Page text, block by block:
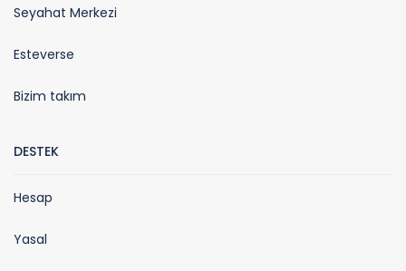
Seyahat Merkezi
Esteverse
Bizim takım
DESTEK
Hesap
Yasal